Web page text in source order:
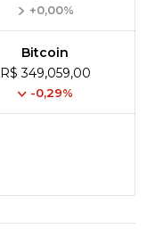
+0,00%
Bitcoin
R$ 349,059,00
-0,29%